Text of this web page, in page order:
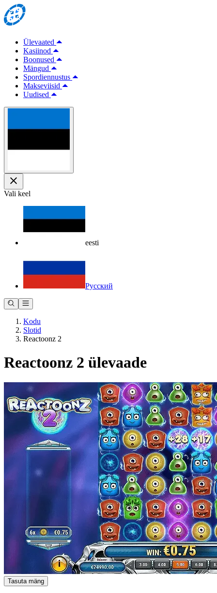
Ülevaated
Kasiinod
Boonused
Mängud
Spordiennustus
Makseviisid
Uudised
Vali keel
eesti
Русский
Kodu
Slotid
Reactoonz 2
Reactoonz 2 ülevaade
Tasuta mäng